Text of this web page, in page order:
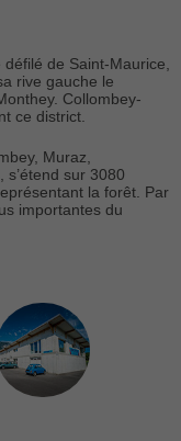
de Saint-Maurice,
rive gauche le
Collombey-
ce district.
Muraz,
sur 3080
la forêt. Par
importantes du